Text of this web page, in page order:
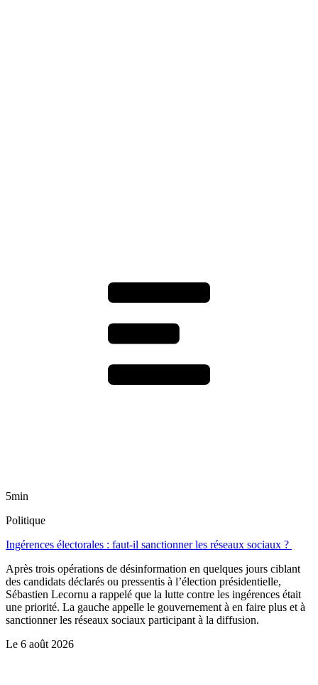
5min
Politique
Ingérences électorales : faut-il sanctionner les réseaux sociaux ?
Après trois opérations de désinformation en quelques jours ciblant
des candidats déclarés ou pressentis à l’élection présidentielle,
Sébastien Lecornu a rappelé que la lutte contre les ingérences était
une priorité. La gauche appelle le gouvernement à en faire plus et à
sanctionner les réseaux sociaux participant à la diffusion.
Le 6 août 2026